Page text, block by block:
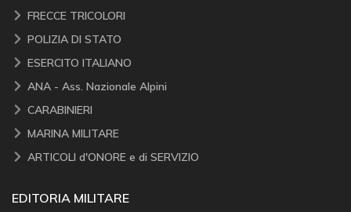
FRECCE TRICOLORI
POLIZIA DI STATO
ESERCITO ITALIANO
ANA - Ass. Nazionale Alpini
CARABINIERI
MARINA MILITARE
ARTICOLI d'ONORE e di SERVIZIO
EDITORIA MILITARE